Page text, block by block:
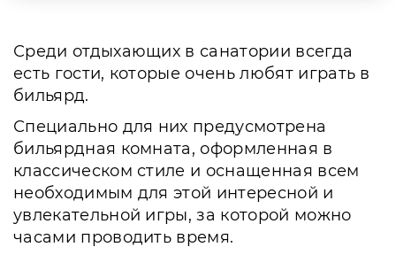
Среди отдыхающих в санатории всегда
есть гости, которые очень любят играть в
бильярд.
Специально для них предусмотрена
бильярдная комната, оформленная в
классическом стиле и оснащенная всем
необходимым для этой интересной и
увлекательной игры, за которой можно
часами проводить время.